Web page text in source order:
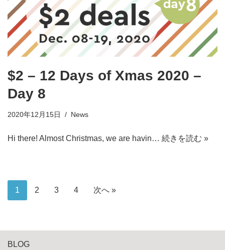
$2 – 12 Days of Xmas 2020 –
Day 8
2020年12月15日 News
Hi there! Almost Christmas, we are havin… 続きを読む »
1 2 3 4 次へ »
BLOG